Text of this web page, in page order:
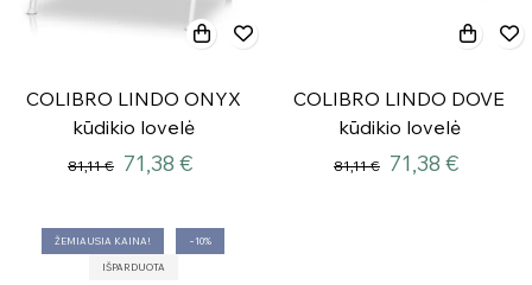
COLIBRO LINDO ONYX
kūdikio lovelė
81,11 € 71,38 €
COLIBRO LINDO DOVE
kūdikio lovelė
81,11 € 71,38 €
ŽEMIAUSIA KAINA! −10%
IŠPARDUOTA